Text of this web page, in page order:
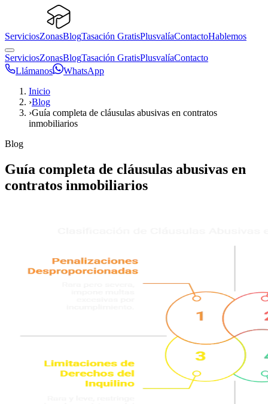
ServiciosZonasBlogTasación GratisPlusvalíaContactoHablemos
ServiciosZonasBlogTasación GratisPlusvalíaContacto
Llámanos
WhatsApp
Inicio
›Blog
›Guía completa de cláusulas abusivas en contratos
inmobiliarios
Blog
Guía completa de cláusulas abusivas en
contratos inmobiliarios